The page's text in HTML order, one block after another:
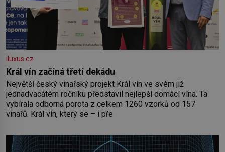
iluxus.cz
Král vín začíná třetí dekádu
Největší český vinařský projekt Král vín ve svém již
jednadvacátém ročníku představil nejlepší domácí vína. Ta
vybírala odborná porota z celkem 1260 vzorků od 157
vinařů. Král vín, který se – i pře